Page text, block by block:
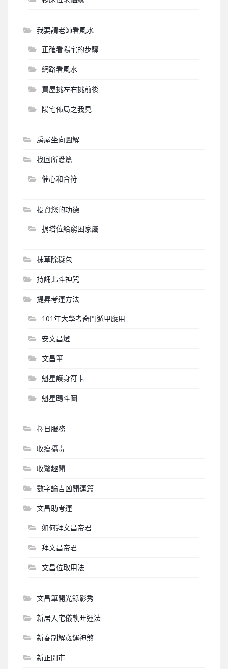
我要請老師看風水
正確看陽宅的步驟
網路看風水
買屋挑左右挑前後
陽宅佈局之我見
房屋坐向圖解
找回所愛篇
催心和合符
投資您的功德
捐塔位給窮困家屬
抹草除穢包
持誦北斗神咒
提昇考運方法
101年大學考奇門遁甲應用
安文昌燈
文昌筆
魁星護身符卡
魁星踢斗圖
擇日服務
收瘟攝毒
收驚趣聞
數字論吉凶開運篇
文昌助考運
如何拜文昌帝君
拜文昌帝君
文昌位取用法
文昌筆開光錄影秀
新居入宅儀軌旺運法
新春制解歲運神煞
新正開市